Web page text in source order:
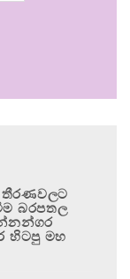
තීරණවලට
බරපතල
හිටපු මහ